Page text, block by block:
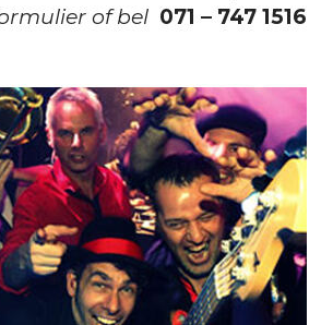
of bel 071 – 747 1516